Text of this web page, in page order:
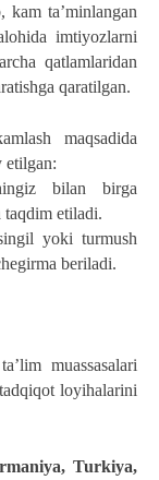
ta’minlangan
imtiyozlarni
qatlamlaridan
qaratilgan.
etilgan:
bilan birga
taqdim etiladi.
yoki turmush
beriladi.
muassasalari
loyihalarini
Turkiya,